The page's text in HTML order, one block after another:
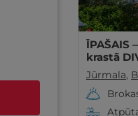
ĪPAŠAIS
krastā
Jūrmala,